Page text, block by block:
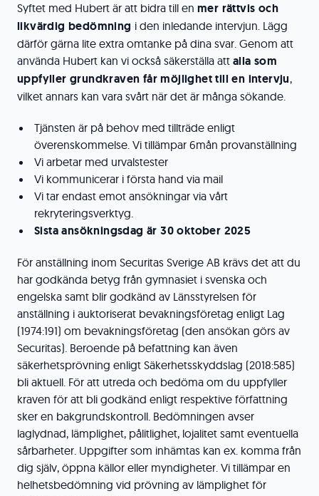
Syftet med Hubert är att bidra till en mer rättvis och
likvärdig bedömning i den inledande intervjun. Lägg
därför gärna lite extra omtanke på dina svar. Genom att
använda Hubert kan vi också säkerställa att alla som
uppfyller grundkraven får möjlighet till en intervju,
vilket annars kan vara svårt när det är många sökande.
Tjänsten är på behov med tillträde enligt
överenskommelse. Vi tillämpar 6mån provanställning
Vi arbetar med urvalstester
Vi kommunicerar i första hand via mail
Vi tar endast emot ansökningar via vårt
rekryteringsverktyg.
Sista ansökningsdag är 30 oktober 2025
För anställning inom Securitas Sverige AB krävs det att du
har godkända betyg från gymnasiet i svenska och
engelska samt blir godkänd av Länsstyrelsen för
anställning i auktoriserat bevakningsföretag enligt Lag
(1974:191) om bevakningsföretag (den ansökan görs av
Securitas). Beroende på befattning kan även
säkerhetsprövning enligt Säkerhetsskyddslag (2018:585)
bli aktuell. För att utreda och bedöma om du uppfyller
kraven för att bli godkänd enligt respektive författning
sker en bakgrundskontroll. Bedömningen avser
laglydnad, lämplighet, pålitlighet, lojalitet samt eventuella
sårbarheter. Uppgifter som inhämtas kan ex. komma från
dig själv, öppna källor eller myndigheter. Vi tillämpar en
helhetsbedömning vid prövning av lämplighet för